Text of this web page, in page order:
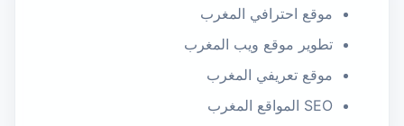
موقع احترافي المغرب
تطوير موقع ويب المغرب
موقع تعريفي المغرب
SEO المواقع المغرب